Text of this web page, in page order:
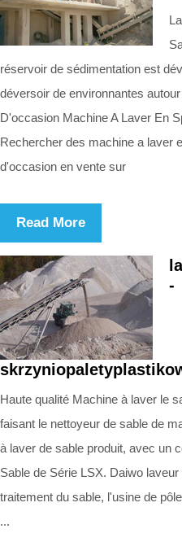
réservoir de sédimentation est
déversoir de environnantes
D'occasion Machine A Laver En
Rechercher des machine a laver
d'occasion en vente sur
Read More
-
Haute qualité Machine à laver le
faisant le nettoyeur de sable de
à laver de sable produit, avec un
Sable de Série LSX. Daiwo
traitement du sable, l'usine de
...